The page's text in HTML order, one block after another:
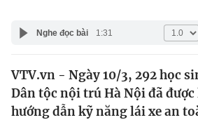
Thế giới
Giáo dục
Nghe đọc bài 1:31
VTV.vn - Ngày 10/3, 292 học
Dân tộc nội trú Hà Nội đã được
hướng dẫn kỹ năng lái xe an